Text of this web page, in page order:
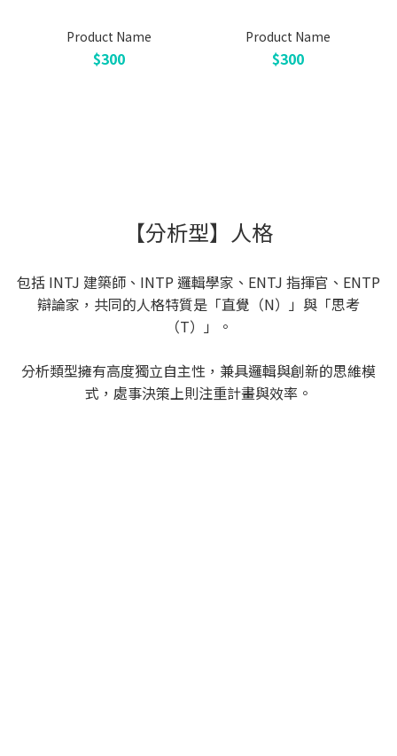
Product Name
$300
Product Name
$300
【分析型】人格
包括 INTJ 建築師、INTP 邏輯學家、ENTJ 指揮官、ENTP
辯論家，共同的人格特質是「直覺（N）」與「思考
（T）」。
分析類型擁有高度獨立自主性，兼具邏輯與創新的思維模
式，處事決策上則注重計畫與效率。